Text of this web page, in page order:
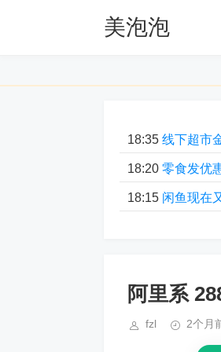
美泡泡
18:35 线下超市
18:20 零食发优
18:15 闲鱼现在
阿里系
fzl 2个月